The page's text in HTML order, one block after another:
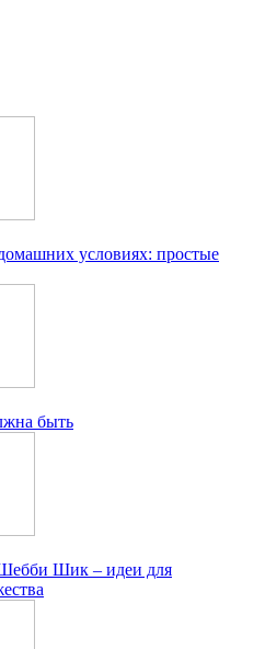
условиях: простые
быть
Шик – идеи для